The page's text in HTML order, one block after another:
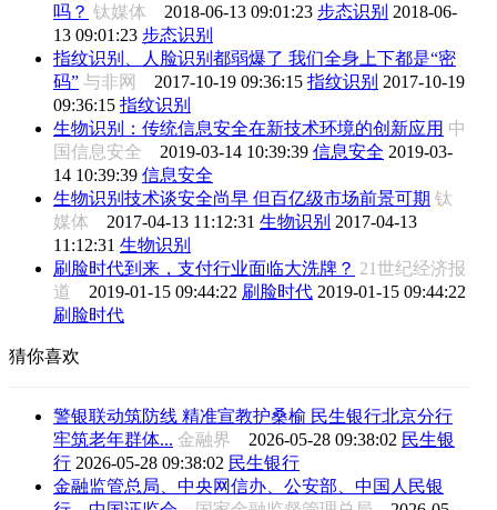
吗？ 钛媒体 2018-06-13 09:01:23 步态识别 2018-06-
13 09:01:23 步态识别
指纹识别、人脸识别都弱爆了 我们全身上下都是“密
码” 与非网 2017-10-19 09:36:15 指纹识别 2017-10-19
09:36:15 指纹识别
生物识别：传统信息安全在新技术环境的创新应用 中
国信息安全 2019-03-14 10:39:39 信息安全 2019-03-
14 10:39:39 信息安全
生物识别技术谈安全尚早 但百亿级市场前景可期 钛
媒体 2017-04-13 11:12:31 生物识别 2017-04-13
11:12:31 生物识别
刷脸时代到来，支付行业面临大洗牌？ 21世纪经济报
道 2019-01-15 09:44:22 刷脸时代 2019-01-15 09:44:22
刷脸时代
猜你喜欢
警银联动筑防线 精准宣教护桑榆 民生银行北京分行
牢筑老年群体... 金融界 2026-05-28 09:38:02 民生银
行 2026-05-28 09:38:02 民生银行
金融监管总局、中央网信办、公安部、中国人民银